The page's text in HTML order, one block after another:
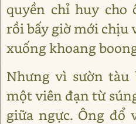
quyền chỉ huy cho
rồi bấy giờ mới chịu
xuống khoang
Nhưng vì sườn
một viên đạn từ
giữa ngực. Ông đổ